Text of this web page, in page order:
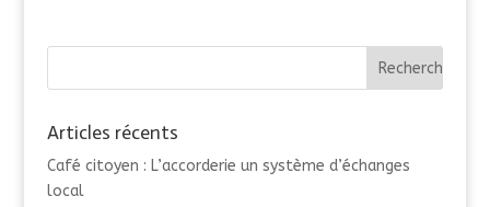
Articles récents
Café citoyen : L’accorderie un système d’échanges
local